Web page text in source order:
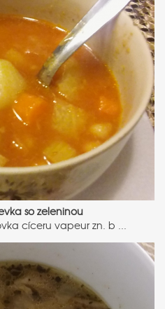
so zeleninou
cíceru vapeur zn. b ...